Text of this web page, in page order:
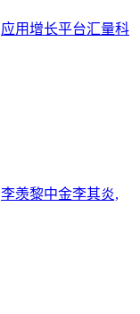
应用增长平台汇量科
李羡黎中金李其炎,